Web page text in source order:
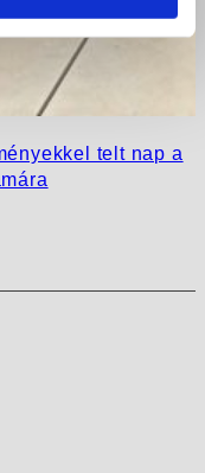
telt nap a